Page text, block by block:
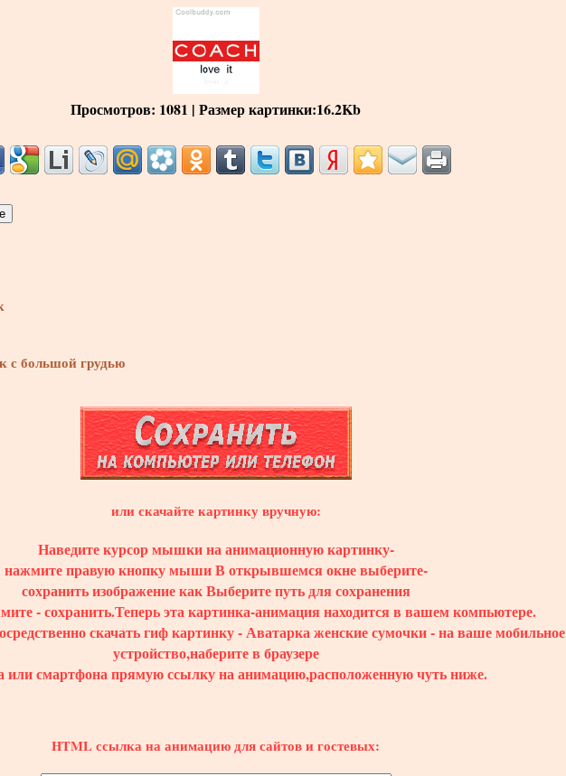
Просмотров: 1081 | Размер картинки:16.2Kb
с большой грудью
или скачайте картинку вручную:
Наведите курсор мышки на анимационную картинку-
нажмите правую кнопку мыши В открывшемся окне выберите-
сохранить изображение как Выберите путь для сохранения
- сохранить.Теперь эта картинка-анимация находится в вашем компьютере.
скачать гиф картинку - Аватарка женские сумочки - на ваше мобильное
устройство,наберите в браузере
или смартфона прямую ссылку на анимацию,расположенную чуть ниже.
HTML ссылка на анимацию для сайтов и гостевых: